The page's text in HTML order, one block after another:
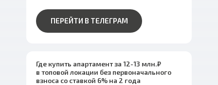
Где купить апартамент за 12-13 млн.₽
в топовой локации без первоначального
взноса со ставкой 6% на 2 года
ПЕРЕЙТИ В ТЕЛЕГРАМ